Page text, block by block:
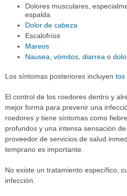
Dolores musculares,
espalda
Dolor de cabeza
Escalofríos
Mareos
Nausea, vómitos, diarrea o
Los síntomas posteriores incluyen tos
El control de los roedores dentro y
mejor forma para prevenir una
roedores y tiene síntomas como
profundos y una intensa sensación
proveedor de servicios de salud
temprano es importante.
No existe un tratamiento específico,
infección.